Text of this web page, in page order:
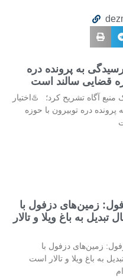
رسیدگی به پرونده دره
قضایی سالند است
آگاه تشریح کرد؛ ♨️اختیار
دره توبیرون با حوزه
زمین‌های دزفول با
به باغ ویلا و تالار
زمین‌های دزفول با
به باغ ویلا و تالار است